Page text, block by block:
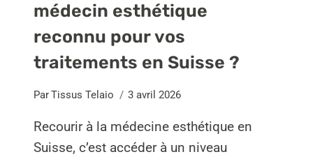
médecin esthétique
reconnu pour vos
traitements en Suisse ?
ParTissus Telaio 3 avril 2026
Recourir à la médecine esthétique en
Suisse, c’est accéder à un niveau